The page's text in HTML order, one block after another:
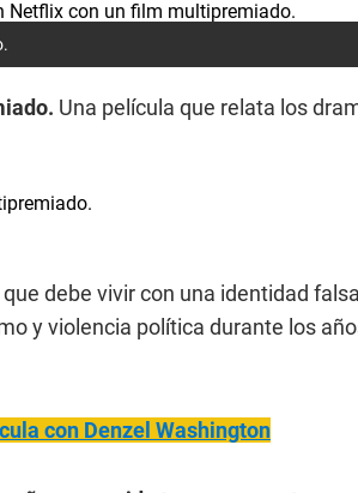
Una película que relata los
debe vivir con una identidad
y violencia política durante los
con Denzel Washington